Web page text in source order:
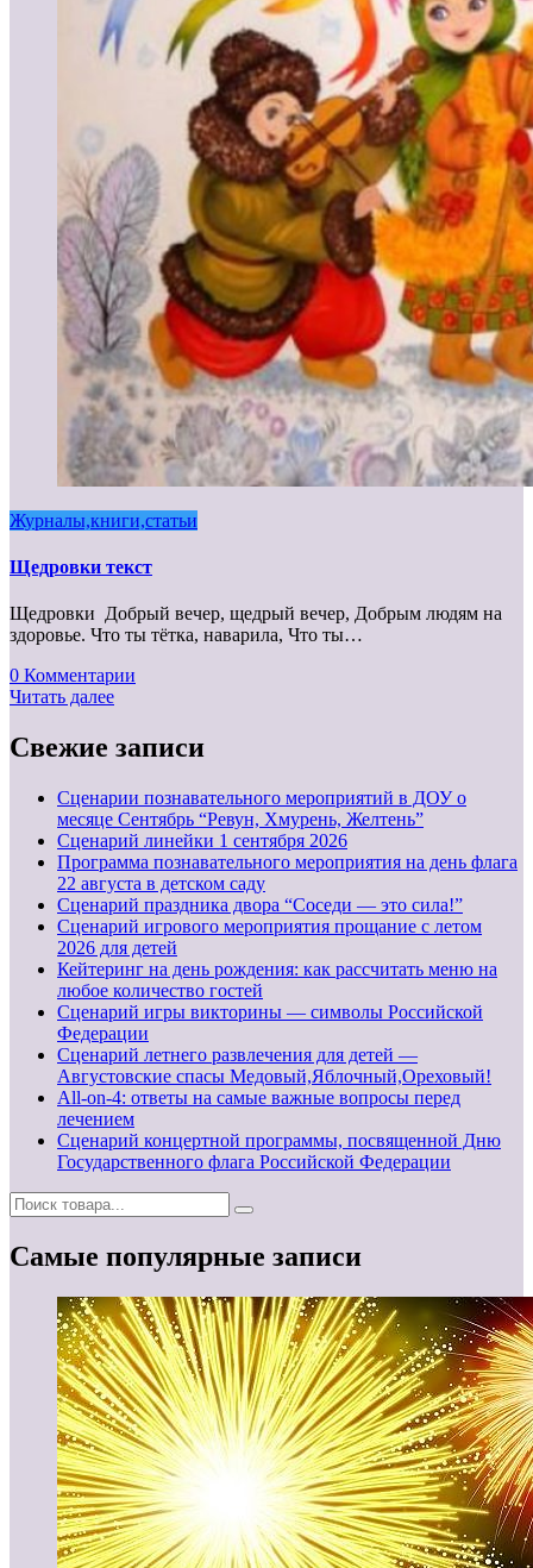
Журналы,книги,статьи
Щедровки текст
Щедровки Добрый вечер, щедрый вечер, Добрым людям на
здоровье. Что ты тётка, наварила, Что ты…
0 Комментарии
Читать далее
Свежие записи
Сценарии познавательного мероприятий в ДОУ о
месяце Сентябрь “Ревун, Хмурень, Желтень”
Cценарий линейки 1 сентября 2026
Программа познавательного мероприятия на день флага
22 августа в детском саду
Сценарий праздника двора “Соседи — это сила!”
Сценарий игрового мероприятия прощание с летом
2026 для детей
Кейтеринг на день рождения: как рассчитать меню на
любое количество гостей
Сценарий игры викторины — символы Российской
Федерации
Сценарий летнего развлечения для детей —
Августовские спасы Медовый,Яблочный,Ореховый!
All-on-4: ответы на самые важные вопросы перед
лечением
Сценарий концертной программы, посвященной Дню
Государственного флага Российской Федерации
Самые популярные записи